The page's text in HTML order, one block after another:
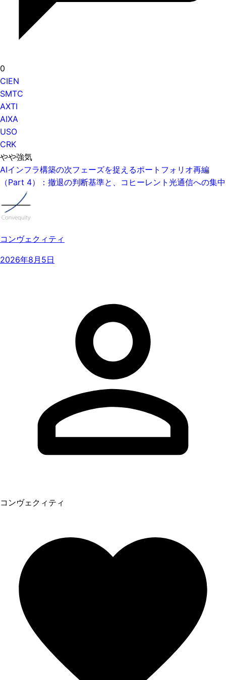
0
CIEN
SMTC
AXTI
AIXA
USO
CRK
やや強気
AIインフラ構築の次フェーズを捉えるポートフォリオ再編
（Part 4）：撤退の判断基準と、コヒーレント光通信への集中
コンヴェクィティ
2026年8月5日
コンヴェクィティ